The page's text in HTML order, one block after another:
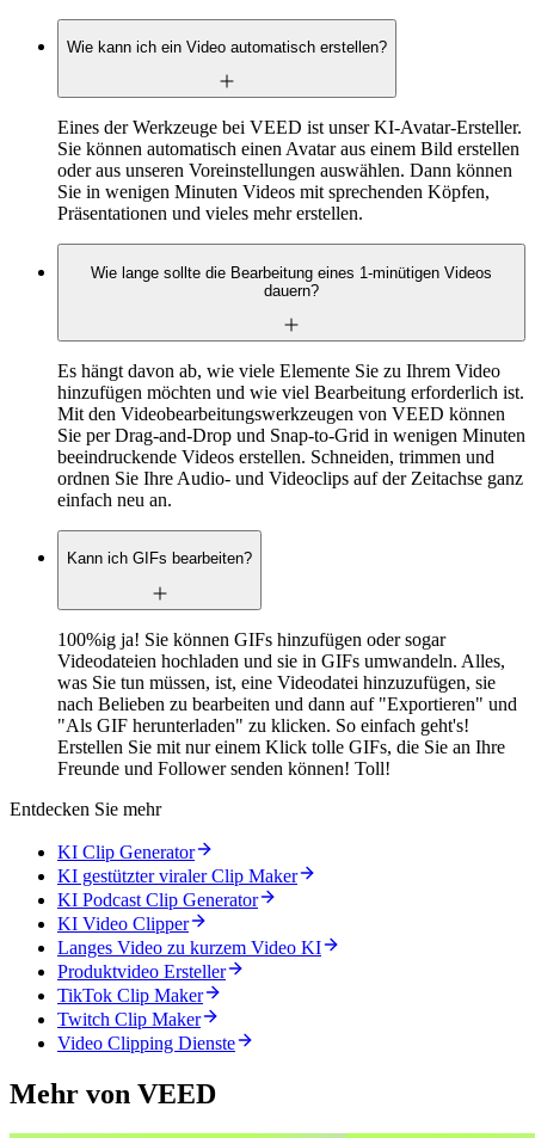
Wie kann ich ein Video automatisch erstellen?
Eines der Werkzeuge bei VEED ist unser KI-Avatar-Ersteller.
Sie können automatisch einen Avatar aus einem Bild erstellen
oder aus unseren Voreinstellungen auswählen. Dann können
Sie in wenigen Minuten Videos mit sprechenden Köpfen,
Präsentationen und vieles mehr erstellen.
Wie lange sollte die Bearbeitung eines 1-minütigen Videos
dauern?
Es hängt davon ab, wie viele Elemente Sie zu Ihrem Video
hinzufügen möchten und wie viel Bearbeitung erforderlich ist.
Mit den Videobearbeitungswerkzeugen von VEED können
Sie per Drag-and-Drop und Snap-to-Grid in wenigen Minuten
beeindruckende Videos erstellen. Schneiden, trimmen und
ordnen Sie Ihre Audio- und Videoclips auf der Zeitachse ganz
einfach neu an.
Kann ich GIFs bearbeiten?
100%ig ja! Sie können GIFs hinzufügen oder sogar
Videodateien hochladen und sie in GIFs umwandeln. Alles,
was Sie tun müssen, ist, eine Videodatei hinzuzufügen, sie
nach Belieben zu bearbeiten und dann auf "Exportieren" und
"Als GIF herunterladen" zu klicken. So einfach geht's!
Erstellen Sie mit nur einem Klick tolle GIFs, die Sie an Ihre
Freunde und Follower senden können! Toll!
Entdecken Sie mehr
KI Clip Generator
KI gestützter viraler Clip Maker
KI Podcast Clip Generator
KI Video Clipper
Langes Video zu kurzem Video KI
Produktvideo Ersteller
TikTok Clip Maker
Twitch Clip Maker
Video Clipping Dienste
Mehr von VEED